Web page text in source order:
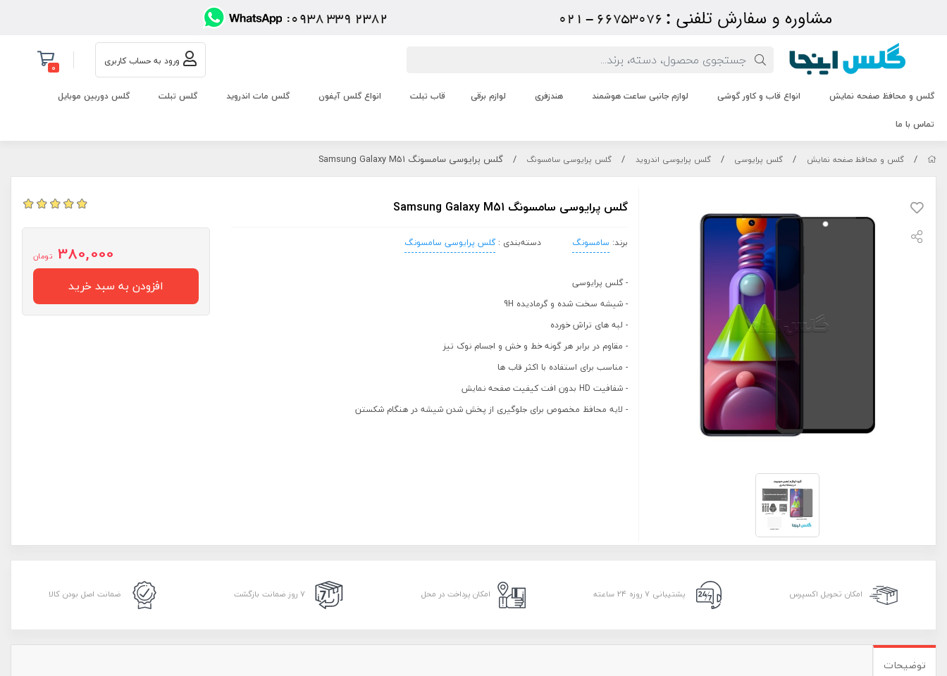
ورود به حساب کاربری 0
گلس و محافظ صفحه نمایش انواع قاب و کاور گوشی لوازم جانبی ساعت هوشمند هندزفری لوازم برقی قاب تبلت انواع گلس آیفون گلس مات اندروید گلس تبلت
گلس دوربین موبایل
تماس با ما
/ گلس و محافظ صفحه نمایش / گلس پرایوسی / گلس پرایوسی اندروید / گلس پرایوسی سامسونگ / گلس پرایوسی سامسونگ Samsung Galaxy M51
گلس پرایوسی سامسونگ Samsung Galaxy M51
برند: سامسونگ دسته‌بندی :گلس پرایوسی سامسونگ
- گلس پرایوسی
- شیشه سخت شده و گرمادیده 9H
- لبه های تراش خورده
- مقاوم در برابر هر گونه خط و خش و اجسام نوک تیز
- مناسب برای استفاده با اکثر قاب ها
- شفافیت HD بدون افت کیفیت صفحه نمایش
- لایه محافظ مخصوص برای جلوگیری از پخش شدن شیشه در هنگام شکستن
380,000 تومان
افزودن به سبد خرید
امکان تحویل اکسپرس پشتیبانی ۷ روزه ۲۴ ساعته امکان پرداخت در محل ۷ روز ضمانت بازگشت ضمانت اصل بودن کالا
توضیحات